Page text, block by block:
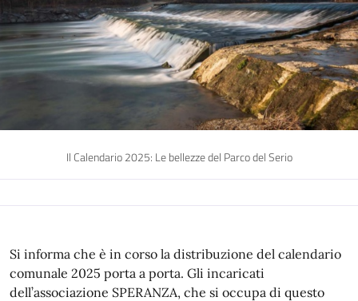
Il Calendario 2025: Le bellezze del Parco del Serio
Si informa che è in corso la distribuzione del calendario
comunale 2025 porta a porta. Gli incaricati
dell’associazione SPERANZA, che si occupa di questo